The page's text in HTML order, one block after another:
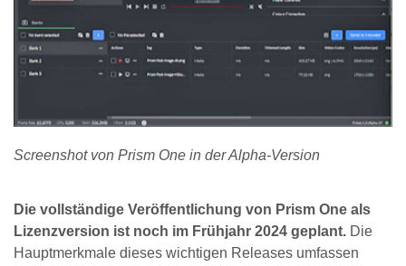
Screenshot von Prism One in der Alpha-Version
Die vollständige Veröffentlichung von Prism One als
Lizenzversion ist noch im Frühjahr 2024 geplant. Die
Hauptmerkmale dieses wichtigen Releases umfassen